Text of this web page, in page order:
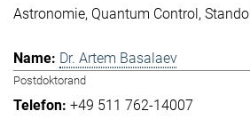
Astronomie Quantum Control
Dr. Artem Basalaev
Postdoktorand
+49 511 762-14007